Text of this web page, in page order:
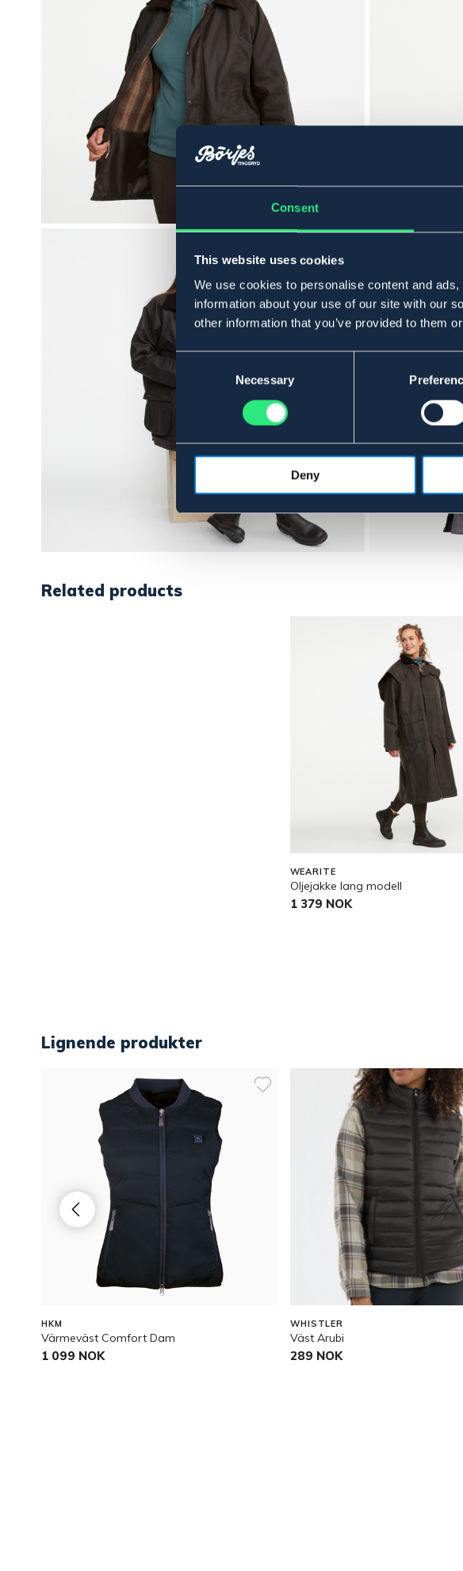
Consent
This website uses cookies
We use cookies to personalise content and
information about your use of our site with our
other information that you’ve provided to them
Consent
Necessary
Deny
Related products
WEARITE
Oljejakke lang modell
1 379 NOK
Lignende produkter
HKM
Värmeväst Comfort Dam
1 099 NOK
WHISTLER
Väst Arubi
289 NOK